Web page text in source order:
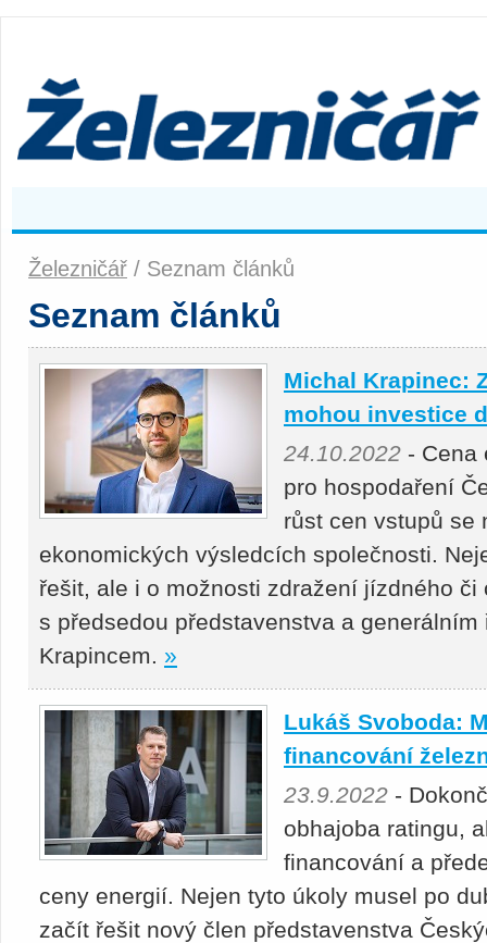
Železničář / Seznam článků
Seznam článků
Michal Krapinec:
mohou investice
24.10.2022 - Cena
pro hospodaření
růst cen vstupů se
ekonomických výsledcích společnosti.
řešit, ale i o možnosti zdražení jízdného
s předsedou představenstva a
Krapincem. »
Lukáš Svoboda:
financování
23.9.2022 -
obhajoba ratingu,
financování a
ceny energií. Nejen tyto úkoly musel po
začít řešit nový člen představenstva